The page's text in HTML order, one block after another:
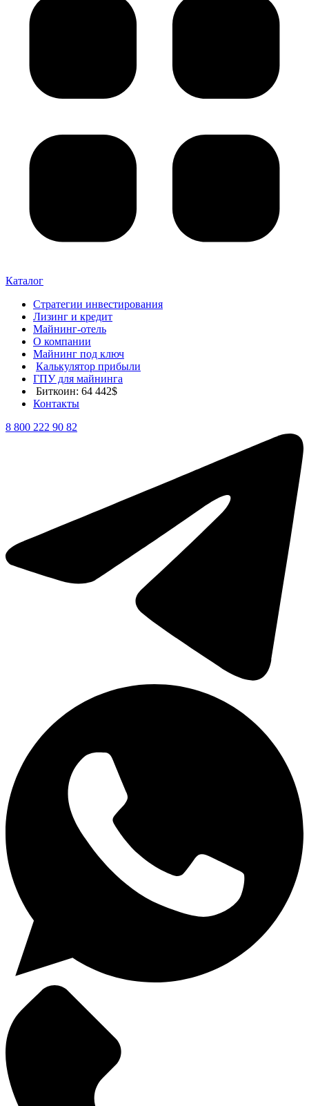
Каталог
Стратегии инвестирования
Лизинг и кредит
Майнинг-отель
О компании
Майнинг под ключ
Калькулятор прибыли
ГПУ для майнинга
Биткоин: 64 442$
Контакты
8 800 222 90 82